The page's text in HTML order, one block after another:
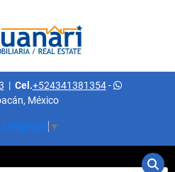
| Cel.+524341381354-
México
Language ▼